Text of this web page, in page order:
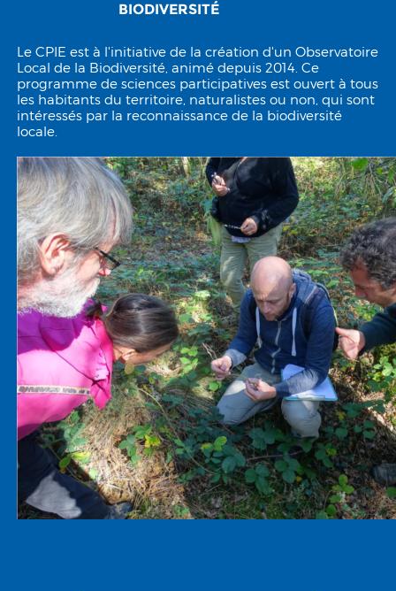
BIODIVERSITÉ
Le CPIE est à l'initiative de la création d'un Observatoire
Local de la Biodiversité, animé depuis 2014. Ce
programme de sciences participatives est ouvert à tous
les habitants du territoire, naturalistes ou non, qui sont
intéressés par la reconnaissance de la biodiversité
locale.